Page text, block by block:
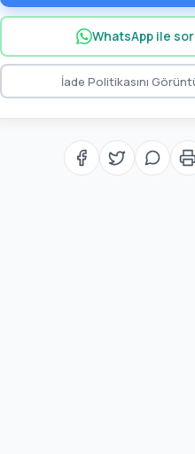
WhatsApp ile sor
İade Politikasını